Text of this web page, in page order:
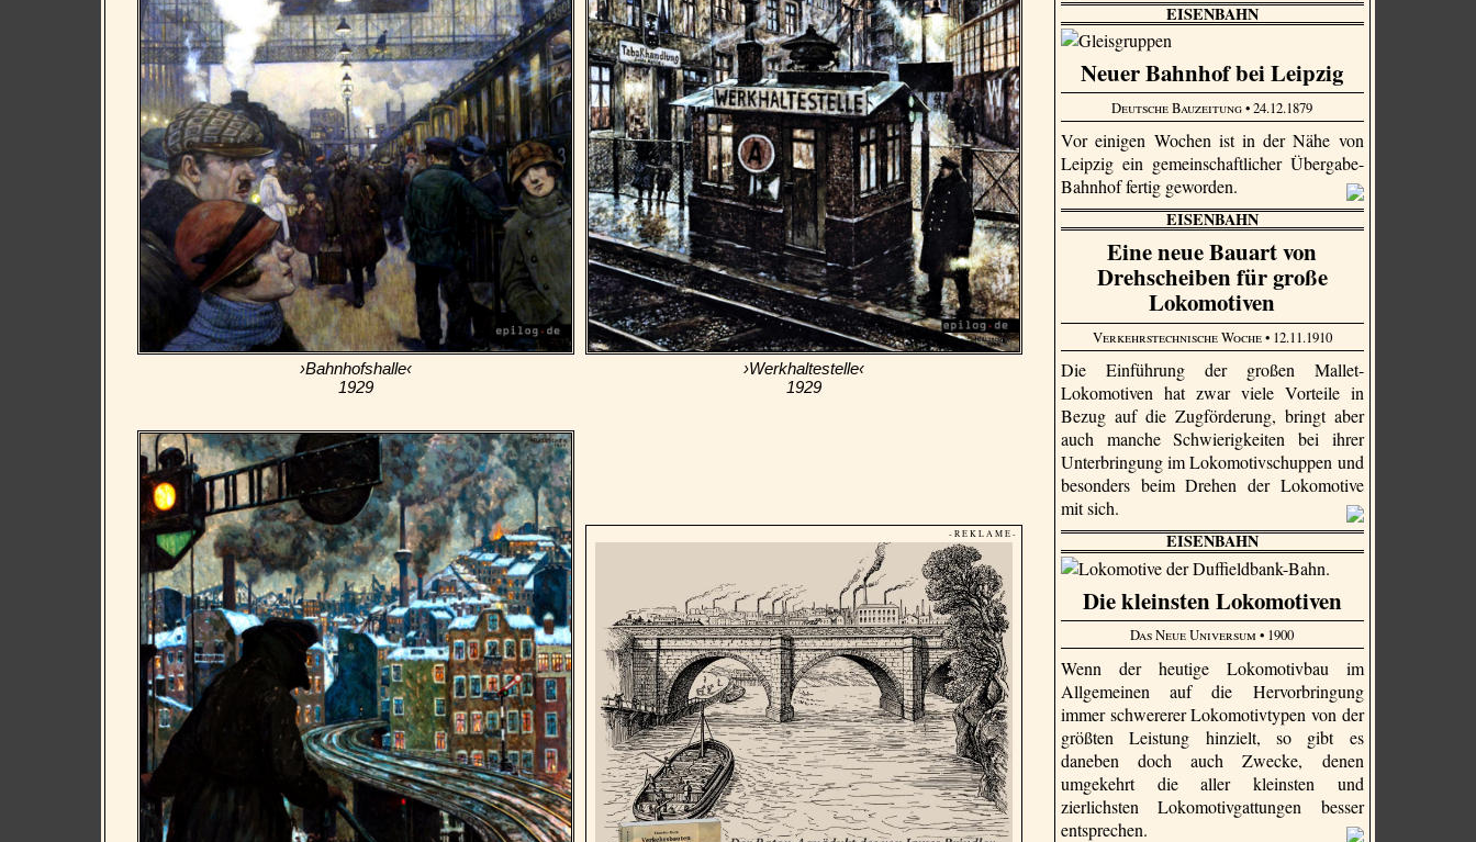
›Bahnhofshalle‹
1929
›Werkhaltestelle‹
1929
- R E K L A M E -
EISENBAHN
Neuer Bahnhof bei Leipzig
Deutsche Bauzeitung• 24.12.1879
Vor einigen Wochen ist in der Nähe von
Leipzig ein gemeinschaftlicher Übergabe-
Bahnhof fertig geworden.
EISENBAHN
Eine neue Bauart von
Drehscheiben für große
Lokomotiven
Verkehrstechnische Woche• 12.11.1910
Die Einführung der großen Mallet-
Lokomotiven hat zwar viele Vorteile in
Bezug auf die Zugförderung, bringt aber
auch manche Schwierigkeiten bei ihrer
Unterbringung im Lokomotivschuppen und
besonders beim Drehen der Lokomotive
mit sich.
EISENBAHN
Die kleinsten Lokomotiven
Das Neue Universum • 1900
Wenn der heutige Lokomotivbau im
Allgemeinen auf die Hervorbringung
immer schwererer Lokomotivtypen von der
größten Leistung hinzielt, so gibt es
daneben doch auch Zwecke, denen
umgekehrt die aller kleinsten und
zierlichsten Lokomotivgattungen besser
entsprechen.